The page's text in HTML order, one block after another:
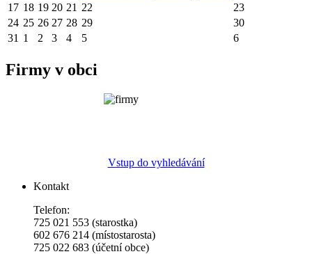
17 18 19 20 21 22
23
24 25 26 27 28 29
30
31 1 2 3 4 5 6
Firmy v obci
Vstup do vyhledávání
Kontakt
Telefon:
725 021 553 (starostka)
602 676 214 (místostarosta)
725 022 683 (účetní obce)